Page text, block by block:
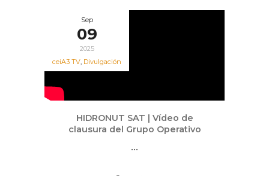
Sep
09
2025
ceiA3 TV, Divulgación
HIDRONUT SAT | Vídeo de
clausura del Grupo Operativo
...